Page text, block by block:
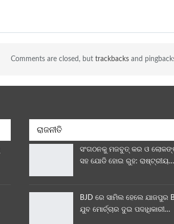
Comments are closed, but trackbacksand
ରାଜନୀତି
ସଂଗଠନକୁ ମଜବୁତ୍ କର ଓ
ସହ ଯୋଡି ହୋଇ ରୁହ: ରାଷ୍ଟ୍ରୀୟ…
BJD ରେ ସାମିଲ ହେଲେ ଯାଜପୁର
ଯୁବ ମୋର୍ଚ୍ଚାର ଦୁଇ ପଦାଧିକାରୀ…